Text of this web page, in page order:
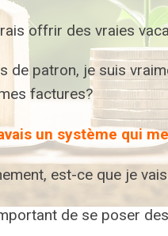
offrir des vraies
de patron, je suis
factures?
un système qui
est-ce que je
de se poser